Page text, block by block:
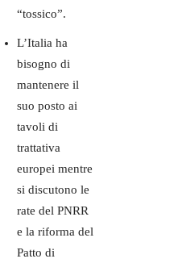
“tossico”.
L’Italia ha
bisogno di
mantenere il
suo posto ai
tavoli di
trattativa
europei mentre
si discutono le
rate del PNRR
e la riforma del
Patto di